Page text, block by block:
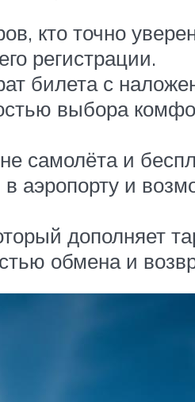
кто точно
регистрации.
билета с
выбора
самолёта и
аэропорту и
дополняет
обмена и